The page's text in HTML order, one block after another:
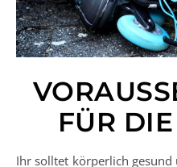
FÜR
Ihr solltet körperlich gesund und fit sein sowie ausreichend